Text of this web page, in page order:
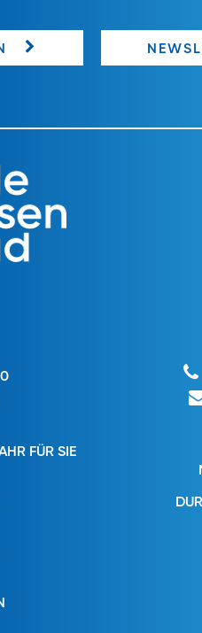
FÜR SIE